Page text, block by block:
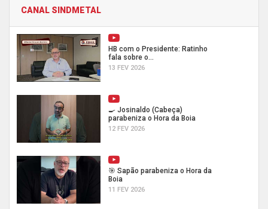
CANAL SINDMETAL
HB com o Presidente: Ratinho
fala sobre o...
13 FEV 2026
🍳 Josinaldo (Cabeça)
parabeniza o Hora da Boia
12 FEV 2026
🎯 Sapão parabeniza o Hora da
Boia
11 FEV 2026